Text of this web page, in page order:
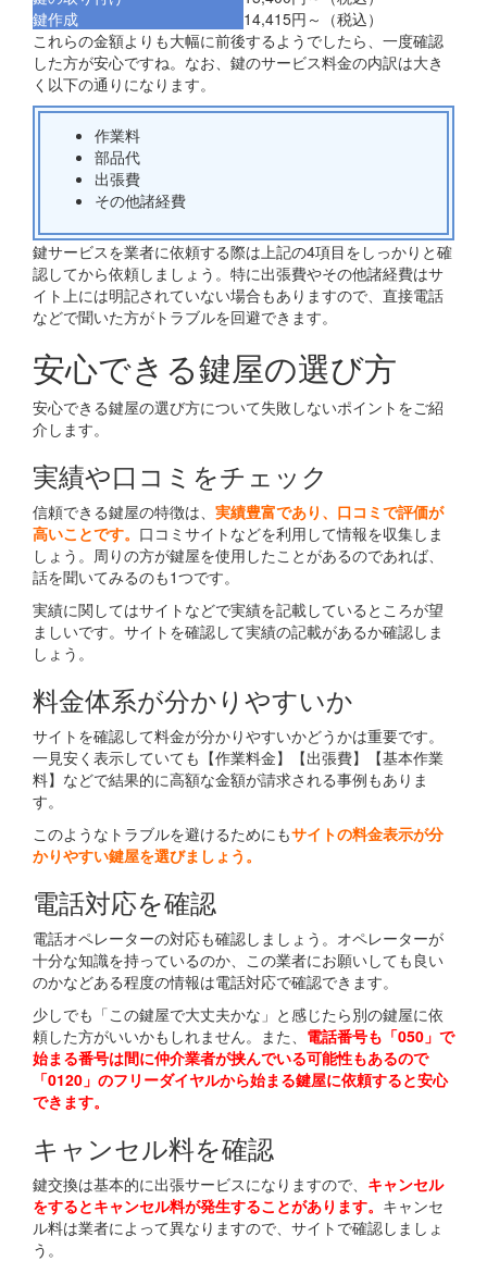
鍵作成
14,415円～（税込）
これらの金額よりも大幅に前後するようでしたら、一度確認
した方が安心ですね。なお、鍵のサービス料金の内訳は大き
く以下の通りになります。
作業料
部品代
出張費
その他諸経費
鍵サービスを業者に依頼する際は上記の4項目をしっかりと確
認してから依頼しましょう。特に出張費やその他諸経費はサ
イト上には明記されていない場合もありますので、直接電話
などで聞いた方がトラブルを回避できます。
安心できる鍵屋の選び方
安心できる鍵屋の選び方について失敗しないポイントをご紹
介します。
実績や口コミをチェック
信頼できる鍵屋の特徴は、 実績豊富であり、口コミで評価が
高いことです。 口コミサイトなどを利用して情報を収集しま
しょう。周りの方が鍵屋を使用したことがあるのであれば、
話を聞いてみるのも1つです。
実績に関してはサイトなどで実績を記載しているところが望
ましいです。サイトを確認して実績の記載があるか確認しま
しょう。
料金体系が分かりやすいか
サイトを確認して料金が分かりやすいかどうかは重要です。
一見安く表示していても【作業料金】【出張費】【基本作業
料】などで結果的に高額な金額が請求される事例もありま
す。
このようなトラブルを避けるためにもサイトの料金表示が分
かりやすい鍵屋を選びましょう。
電話対応を確認
電話オペレーターの対応も確認しましょう。オペレーターが
十分な知識を持っているのか、この業者にお願いしても良い
のかなどある程度の情報は電話対応で確認できます。
少しでも「この鍵屋で大丈夫かな」と感じたら別の鍵屋に依
頼した方がいいかもしれません。また、 電話番号も「050」で
始まる番号は間に仲介業者が挟んでいる可能性もあるので
「0120」のフリーダイヤルから始まる鍵屋に依頼すると安心
できます。
キャンセル料を確認
鍵交換は基本的に出張サービスになりますので、 キャンセル
をするとキャンセル料が発生することがあります。 キャンセ
ル料は業者によって異なりますので、サイトで確認しましょ
う。